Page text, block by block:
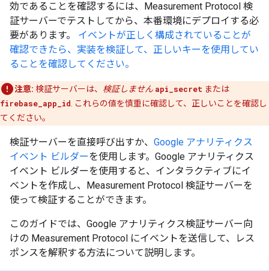
効であることを確認するには、Measurement Protocol 検
証サーバーでテストしてから、本番環境にデプロイする必
要があります。 イベントが正しく構成されていることが
確認できたら、実装を検証して、正しいキーを使用してい
ることを確認してください。
注意: 検証サーバーは、 検証しません api_secret または
firebase_app_id . これらの値を慎重に確認して、正しいことを確認し
てください。
検証サーバーを直接呼び出すか、 Google アナリティクス
イベント ビルダーを使用します。Google アナリティクス
イベント ビルダーを使用すると、インタラクティブにイ
ベントを作成し、Measurement Protocol 検証サーバーを
使って検証することができます。
このガイドでは、Google アナリティクス検証サーバー向
けの Measurement Protocol にイベントを送信して、レス
ポンスを解釈する方法について説明します。